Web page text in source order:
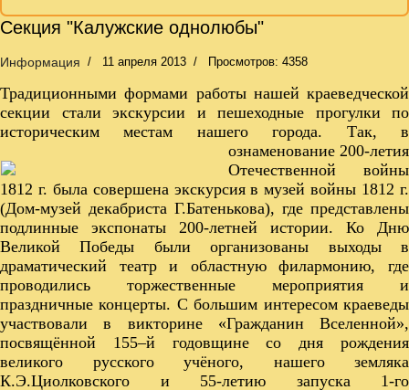
Секция "Калужские однолюбы"
Информация 11 апреля 2013 Просмотров: 4358
Традиционными формами работы нашей краеведческой
секции стали экскурсии и пешеходные прогулки по
историческим местам нашего города. Так, в
ознаменование 200-летия
Отечественной войны
1812 г. была совершена экскурсия в музей войны 1812 г.
(Дом-музей декабриста Г.Батенькова), где представлены
подлинные экспонаты 200-летней истории. Ко Дню
Великой Победы были организованы выходы в
драматический театр и областную филармонию, где
проводились торжественные мероприятия и
праздничные концерты. С большим интересом краеведы
участвовали в викторине «Гражданин Вселенной»,
посвящённой 155–й годовщине со дня рождения
великого русского учёного, нашего земляка
К.Э.Циолковского и 55-летию запуска 1-го